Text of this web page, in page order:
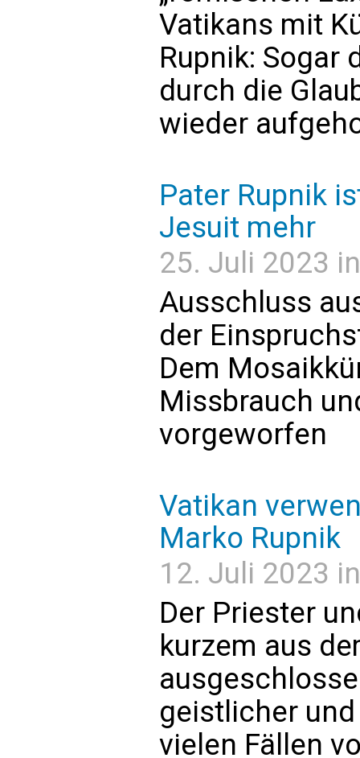
Vatikans mit
Rupnik: Sogar
durch die
wieder
Pater Rupnik
Jesuit mehr
25. Juli 2023
Ausschluss
der
Dem
Missbrauch
vorgeworfen
Vatikan
Marko Rupnik
12. Juli 2023
Der Priester
kurzem aus
geistlicher
vielen Fällen